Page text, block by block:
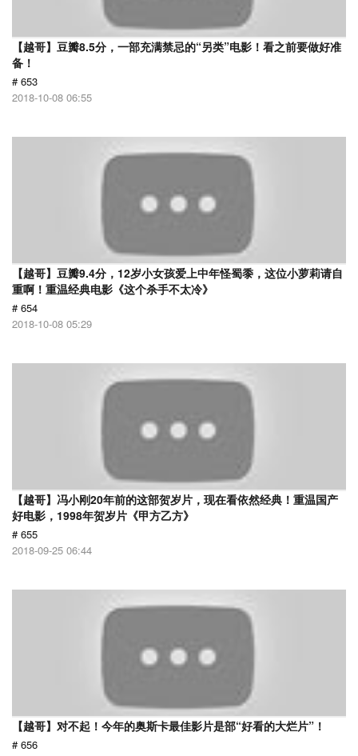
【越哥】豆瓣8.5分，一部充满禁忌的“另类”电影！看之前要做好准
备！
# 653
2018-10-08 06:55
【越哥】豆瓣9.4分，12岁小女孩爱上中年怪蜀黍，这位小萝莉请自
重啊！重温经典电影《这个杀手不太冷》
# 654
2018-10-08 05:29
【越哥】冯小刚20年前的这部贺岁片，现在看依然经典！重温国产
好电影，1998年贺岁片《甲方乙方》
# 655
2018-09-25 06:44
【越哥】对不起！今年的奥斯卡最佳影片是部“好看的大烂片”！
# 656